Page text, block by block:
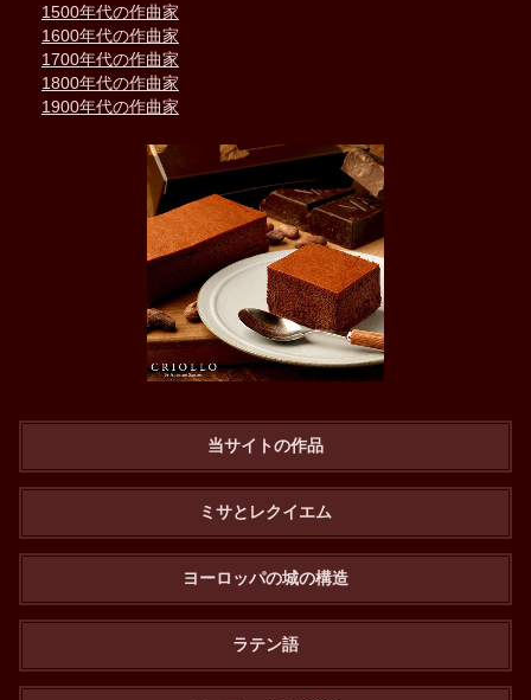
1500年代の作曲家
1600年代の作曲家
1700年代の作曲家
1800年代の作曲家
1900年代の作曲家
当サイトの作品
ミサとレクイエム
ヨーロッパの城の構造
ラテン語